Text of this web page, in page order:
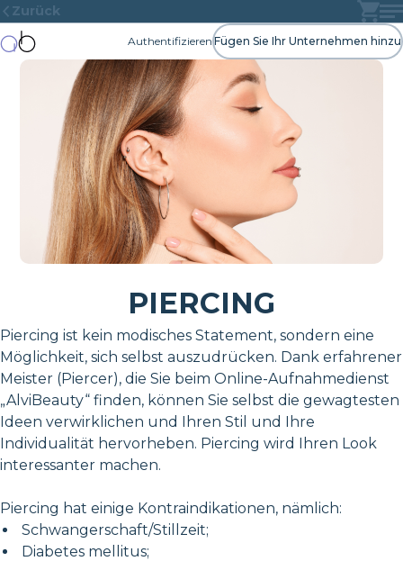
Zurück
Authentifizieren Fügen Sie Ihr Unternehmen hinzu
PIERCING
Piercing ist kein modisches Statement, sondern eine
Möglichkeit, sich selbst auszudrücken. Dank erfahrener
Meister (Piercer), die Sie beim Online-Aufnahmedienst
„AlviBeauty“ finden, können Sie selbst die gewagtesten
Ideen verwirklichen und Ihren Stil und Ihre
Individualität hervorheben. Piercing wird Ihren Look
interessanter machen.
Piercing hat einige Kontraindikationen, nämlich:
Schwangerschaft/Stillzeit;
Diabetes mellitus;